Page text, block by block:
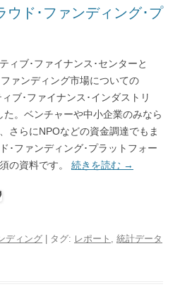
ウド･ファンディング･プ
ィブ･ファイナンス･センターと
ァンディング市場についての
ブ･ファイナンス･インダストリ
。ベンチャーや中小企業のみなら
さらにNPOなどの資金調達でもま
･ファンディング･プラットフォー
の資料です。 続きを読む →
ディング | タグ: レポート , 統計データ